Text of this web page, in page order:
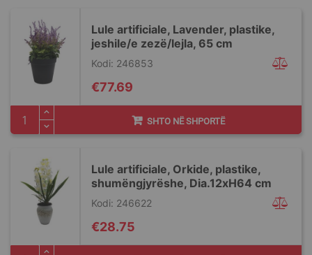
Lule artificiale, Lavender, plastike,
jeshile/e zezë/lejla, 65 cm
Kodi: 246853
€77.69
SHTO NË SHPORTË
Lule artificiale, Orkide, plastike,
shumëngjyrëshe, Dia.12xH64 cm
Kodi: 246622
€28.75